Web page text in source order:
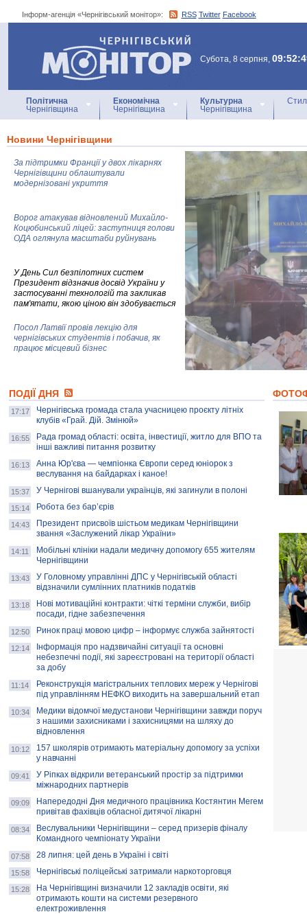
Інформ-агенція «Чернігівський монітор»: RSS Twitter Facebook
Інформ-агенція
«Чернігівський монітор»
Субота, 8 серпня,
Політична
Чернігівщина
Економічна
Чернігівщина
Культурна
Чернігівщина
Новини Чернігівщини
За підтримки Франції у двох лікарнях
Чернігівщини облаштували
модернізовані укриття
Ворог атакував відновлений Михайло-
Коцюбинський ліцей: заступниця голови
ОДА оглянула масштаби руйнувань
У День Сил безпілотних систем
Президент відзначив досвід України у
застосуванні технологій та закликав
пам'ятати, якою ціною він здобувається
Посол Латвії провів лекцію для
чернігівських студентів і побачив, як
працює місцевий бізнес
колекцію про війну, емоції та тварин
AB InBev Efes Україна підтримала
навчальний проєкт "Молодіжна бізнес-
школа", спрямований на розвиток
підприємництва у Чернігівській області
Золота тварина: видання Forbes
написало про чернігівця Патрона: хто і
скільки на ньому заробляє? І куди
витрачають?
ПОДІЇ ДНЯ
17:17
Чернігівська громада стала учасницею проєкту літніх
клубів «Грай. Дій. Змінюй»
16:55
Рада громад області: освіта, інвестиції, житло для ВПО та
інші важливі питання розвитку
16:13
Анна Юр'єва — чемпіонка Європи серед юніорок з
веслування на байдарках і каное!
15:37 У Чернігові вшанували українців, які загинули в полоні
15:14 Робота без бар’єрів
14:43
Президент присвоїв шістьом медикам Чернігівщини
звання «Заслужений лікар України»
14:11
Мобільні клініки надали медичну допомогу 655 жителям
Чернігівщини
13:43
У Головному управлінні ДПС у Чернігівській області
відзначили сумлінних платників податків
13:18
Нові мотиваційні контракти: чіткі терміни служби, вибір
посади, гідне забезпечення
12:50 Ринок праці мовою цифр – інформує служба зайнятості
12:14
Інформація про надзвичайні ситуації та основні
небезпечні події, які зареєстровані на території області
за добу
11:14
Реконструкція магістральних теплових мереж у Чернігові
під управлінням НЕФКО виходить на завершальний етап
10:34
Медики відомчої медустанови Чернігівщини завжди поруч
з нашими захисниками і захисницями на шляху до
відновлення
10:12
157 школярів отримають матеріальну допомогу за успіхи
у навчанні
09:41
У Ріпках відкрили ветеранський простір за підтримки
міжнародних партнерів
09:09
Напередодні Дня медичного працівника Костянтин Мегем
привітав фахівців обласної дитячої лікарні
08:34
Веслувальники Чернігівщини – серед призерів фіналу
Командного чемпіонату України
07:58 28 липня: цей день в Україні і світі
15:58 Чернігівські поліцейські затримали наркоторговця
15:28
На Чернігівщині визначили 12 закладів освіти, які
отримають кошти на системи резервного
електроживлення